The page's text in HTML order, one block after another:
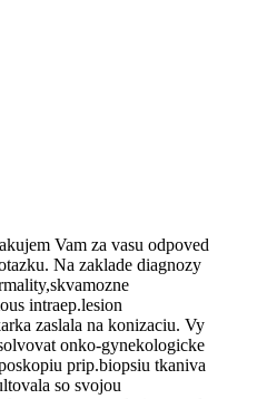
Vam za vasu odpoved
Na zaklade diagnozy
intraep.lesion
zaslala na konizaciu. Vy
onko-gynekologicke
prip.biopsiu tkaniva
so svojou